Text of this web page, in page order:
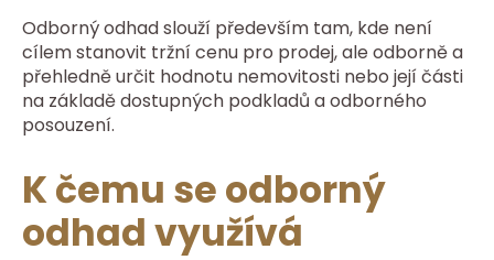
Odborný odhad slouží především tam, kde není
cílem stanovit tržní cenu pro prodej, ale odborně a
přehledně určit hodnotu nemovitosti nebo její části
na základě dostupných podkladů a odborného
posouzení.
K čemu se odborný
odhad využívá